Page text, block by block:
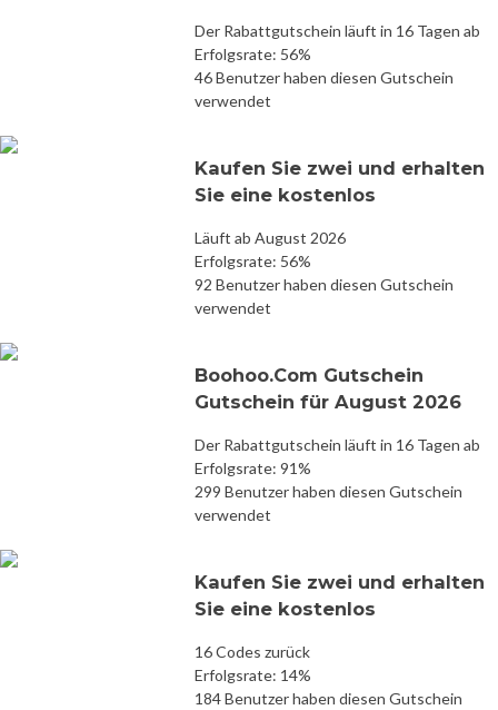
Der Rabattgutschein läuft in 16 Tagen ab
Erfolgsrate: 56%
46 Benutzer haben diesen Gutschein
verwendet
Kaufen Sie zwei und erhalten
Sie eine kostenlos
Läuft ab August 2026
Erfolgsrate: 56%
92 Benutzer haben diesen Gutschein
verwendet
Boohoo.Com Gutschein
Gutschein für August 2026
Der Rabattgutschein läuft in 16 Tagen ab
Erfolgsrate: 91%
299 Benutzer haben diesen Gutschein
verwendet
Kaufen Sie zwei und erhalten
Sie eine kostenlos
16 Codes zurück
Erfolgsrate: 14%
184 Benutzer haben diesen Gutschein